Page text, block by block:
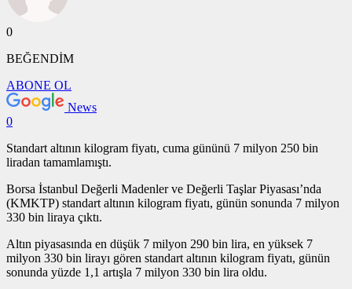
0
BEĞENDİM
ABONE OL
News
0
Standart altının kilogram fiyatı, cuma gününü 7 milyon 250 bin
liradan tamamlamıştı.
Borsa İstanbul Değerli Madenler ve Değerli Taşlar Piyasası’nda
(KMKTP) standart altının kilogram fiyatı, günün sonunda 7 milyon
330 bin liraya çıktı.
Altın piyasasında en düşük 7 milyon 290 bin lira, en yüksek 7
milyon 330 bin lirayı gören standart altının kilogram fiyatı, günün
sonunda yüzde 1,1 artışla 7 milyon 330 bin lira oldu.